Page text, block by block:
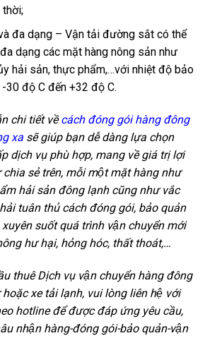
thời;
đa dạng – Vận tải đường sắt có thể
dạng các mặt hàng nông sản như
hải sản, thực phẩm,…với nhiệt độ bảo
30 độ C đến +32 độ C.
chi tiết vềcách đóng gói hàng đông
xa sẽ giúp bạn dễ dàng lựa chọn
dịch vụ phù hợp, mang về giá trị lợi
sẻ trên, mỗi một mặt hàng như
hải sản đông lạnh cũng như vắc
tuân thủ cách đóng gói, bảo quản
suốt quá trình vận chuyển mới
hư hại, hỏng hóc, thất thoát,…
thuê Dịch vụ vận chuyển hàng đông
xe tải lạnh, vui lòng liên hệ với
hotline để được đáp ứng yêu cầu,
nhận hàng-đóng gói-bảo quản-vận